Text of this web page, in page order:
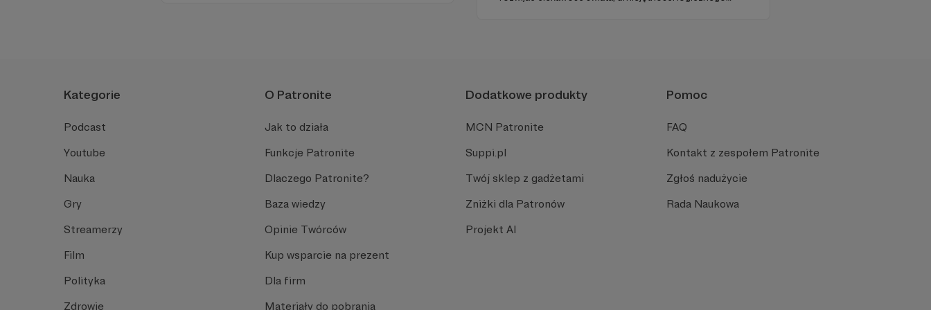
Kategorie
Podcast
Youtube
Nauka
Gry
Streamerzy
Film
Polityka
Zdrowie
O Patronite
Jak to działa
Funkcje Patronite
Dlaczego Patronite?
Baza wiedzy
Opinie Twórców
Kup wsparcie na prezent
Dla firm
Materiały do pobrania
Dodatkowe produkty
MCN Patronite
Suppi.pl
Twój sklep z gadżetami
Zniżki dla Patronów
Projekt AI
Pomoc
FAQ
Kontakt z zespołem Patronite
Zgłoś nadużycie
Rada Naukowa